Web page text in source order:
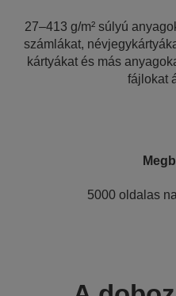
27–413 g/m² súlyú
számlákat,
kártyákat és más
fájlokat
5000 oldalas